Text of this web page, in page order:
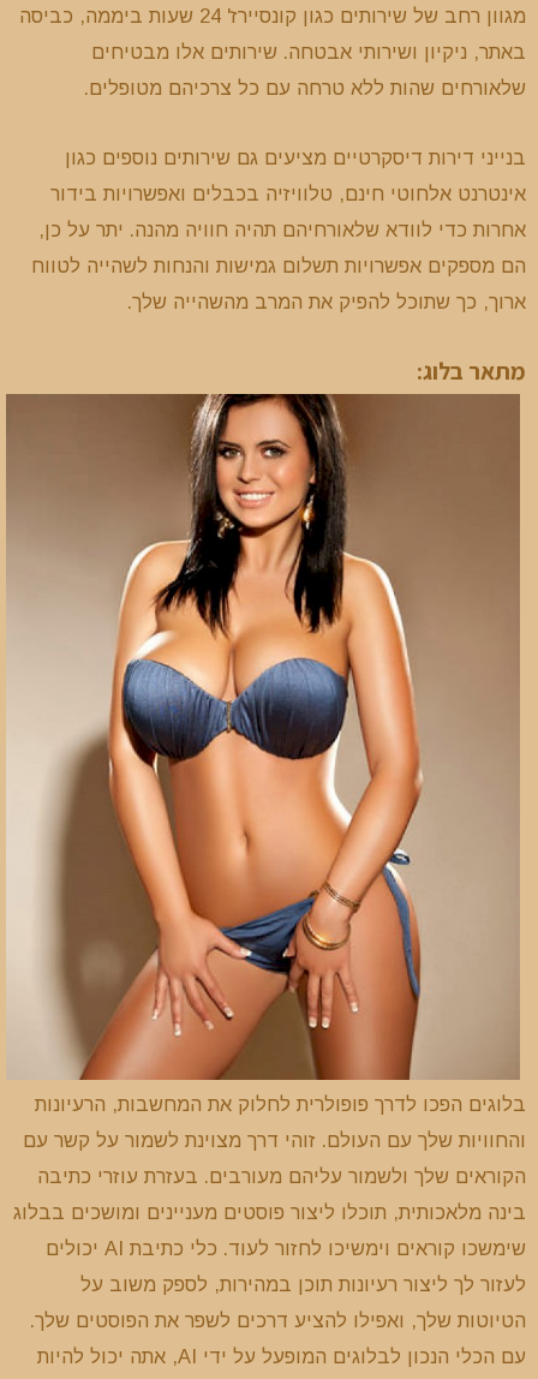
מגוון רחב של שירותים כגון קונסיירז' 24 שעות ביממה, כביסה
באתר, ניקיון ושירותי אבטחה. שירותים אלו מבטיחים
שלאורחים שהות ללא טרחה עם כל צרכיהם מטופלים.
בנייני דירות דיסקרטיים מציעים גם שירותים נוספים כגון
אינטרנט אלחוטי חינם, טלוויזיה בכבלים ואפשרויות בידור
אחרות כדי לוודא שלאורחיהם תהיה חוויה מהנה. יתר על כן,
הם מספקים אפשרויות תשלום גמישות והנחות לשהייה לטווח
ארוך, כך שתוכל להפיק את המרב מהשהייה שלך.
מתאר בלוג:
בלוגים הפכו לדרך פופולרית לחלוק את המחשבות, הרעיונות
והחוויות שלך עם העולם. זוהי דרך מצוינת לשמור על קשר עם
הקוראים שלך ולשמור עליהם מעורבים. בעזרת עוזרי כתיבה
בינה מלאכותית, תוכלו ליצור פוסטים מעניינים ומושכים בבלוג
שימשכו קוראים וימשיכו לחזור לעוד. כלי כתיבת AI יכולים
לעזור לך ליצור רעיונות תוכן במהירות, לספק משוב על
הטיוטות שלך, ואפילו להציע דרכים לשפר את הפוסטים שלך.
עם הכלי הנכון לבלוגים המופעל על ידי AI, אתה יכול להיות